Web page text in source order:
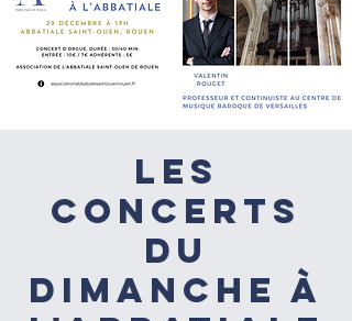
Les
concerts
du
dimanche à